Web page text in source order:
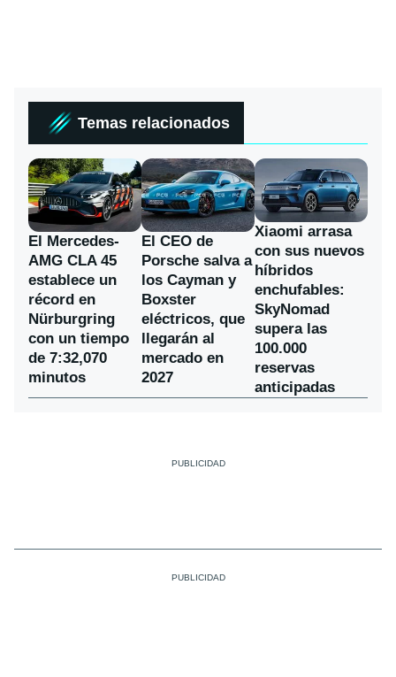
Temas relacionados
El Mercedes-
AMG CLA 45
establece un
récord en
Nürburgring
con un tiempo
de 7:32,070
minutos
El CEO de
Porsche salva a
los Cayman y
Boxster
eléctricos, que
llegarán al
mercado en
2027
Xiaomi arrasa
con sus nuevos
híbridos
enchufables:
SkyNomad
supera las
100.000
reservas
anticipadas